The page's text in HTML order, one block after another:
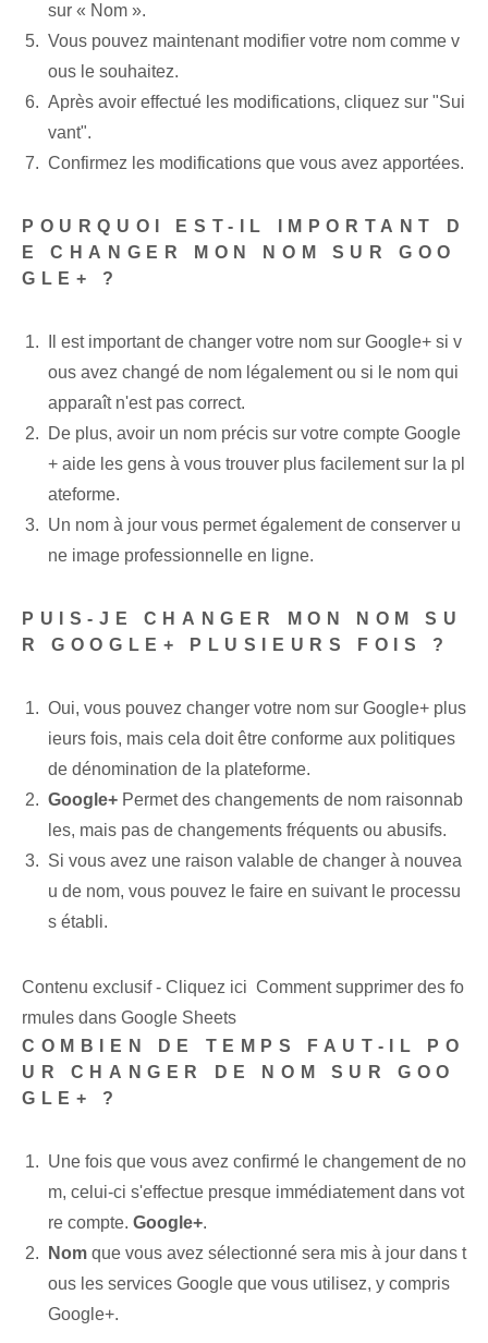
sur « Nom ».
Vous pouvez maintenant modifier votre nom comme v
ous le souhaitez.
Après avoir effectué les modifications, cliquez sur "Sui
vant".
Confirmez les modifications que vous avez apportées.
POURQUOI EST-IL IMPORTANT D
E CHANGER MON NOM SUR GOO
GLE+ ?
Il est important de changer votre nom sur Google+ si v
ous avez changé de nom légalement ou si le nom qui
apparaît n'est pas correct.
De plus, avoir un nom précis sur votre compte Google
+ aide les gens à vous trouver plus facilement sur la pl
ateforme.
Un nom à jour vous permet également de conserver u
ne image professionnelle en ligne.
PUIS-JE CHANGER MON NOM SU
R GOOGLE+ PLUSIEURS FOIS ?
Oui, vous pouvez changer votre nom sur Google+ plus
ieurs fois, mais cela doit être conforme aux politiques
de dénomination de la plateforme.
Google+ Permet des changements de nom raisonnab
les, mais pas de changements fréquents ou abusifs.
Si vous avez une raison valable de changer à nouvea
u de nom, vous pouvez le faire en suivant le processu
s établi.
Contenu exclusif - Cliquez ici Comment supprimer des fo
rmules dans Google Sheets
COMBIEN DE TEMPS FAUT-IL PO
UR CHANGER DE NOM SUR GOO
GLE+ ?
Une fois que vous avez confirmé le changement de no
m, celui-ci s'effectue presque immédiatement dans vot
re compte. Google+.
Nom que vous avez sélectionné sera mis à jour dans t
ous les services Google que vous utilisez, y compris
Google+.